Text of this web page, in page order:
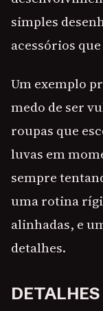
simples
acessórios
Um exemplo
medo de ser
roupas que
luvas em
sempre
uma rotina
alinhadas, e
detalhes.